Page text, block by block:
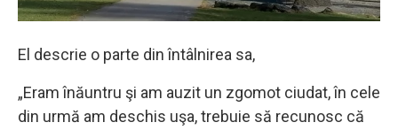
El descrie o parte din întâlnirea sa,
„Eram înăuntru şi am auzit un zgomot ciudat, în cele
din urmă am deschis uşa, trebuie să recunosc că